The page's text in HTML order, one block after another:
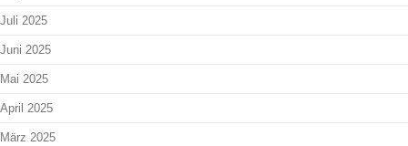
Juli 2025
Juni 2025
Mai 2025
April 2025
März 2025